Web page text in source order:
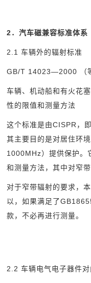
2．汽车磁兼容标准体系
2.1车辆外的辐射标准
GB/T 14023—2000 （
车辆、机动船和有火花
性的限值和测量方法
这个标准是由CISPR，
其主要目的是对居住环
1000MHz）提供保护。
和测量方法，其中对窄
对于窄带辐射的要求，
以，如果满足了
款，不必再进行测量。
2.2车辆电气电子器件